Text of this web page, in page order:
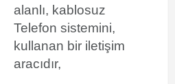
alanlı, kablosuz
Telefon sistemini,
kullanan bir iletişim
aracıdır,